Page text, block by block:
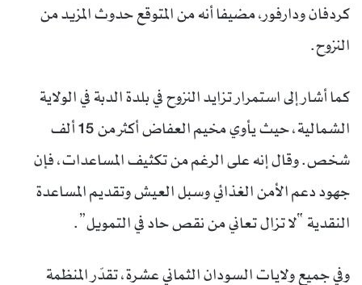
كردفان ودارفور، مضيفا أنه من المتوقع حدوث المزيد من
النزوح.
كما أشار إلى استمرار تزايد النزوح في بلدة الدبة في الولاية
الشمالية، حيث يأوي مخيم العفاض أكثر من 15 ألف
شخص. وقال إنه على الرغم من تكثيف المساعدات، فإن
جهود دعم الأمن الغذائي وسبل العيش وتقديم المساعدة
النقدية “لا تزال تعاني من نقص حاد في التمويل”.
وفي جميع ولايات السودان الثماني عشرة، تقدّر المنظمة